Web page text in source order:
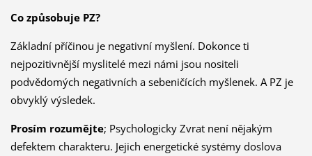
Co způsobuje PZ?
Základní příčinou je negativní myšlení. Dokonce ti
nejpozitivnější myslitelé mezi námi jsou nositeli
podvědomých negativních a sebeničících myšlenek. A PZ je
obvyklý výsledek.
Prosím rozumějte; Psychologicky Zvrat není nějakým
defektem charakteru. Jejich energetické systémy doslova